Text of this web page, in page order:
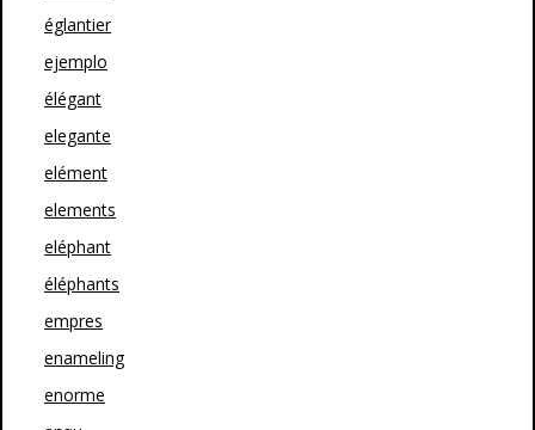
églantier
ejemplo
élégant
elegante
elément
elements
eléphant
éléphants
empres
enameling
enorme